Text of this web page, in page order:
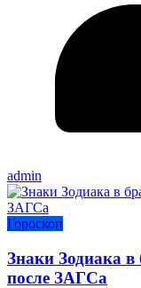
admin
Гороскоп
Знаки Зодиака
после ЗАГСа